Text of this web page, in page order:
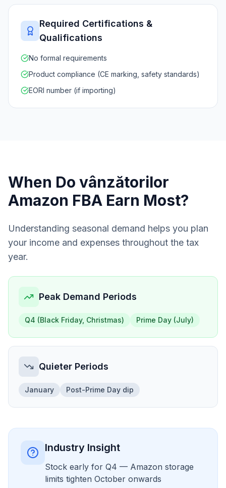
Required Certifications &
Qualifications
No formal requirements
Product compliance (CE marking, safety standards)
EORI number (if importing)
When Do vânzătorilor
Amazon FBA Earn Most?
Understanding seasonal demand helps you plan
your income and expenses throughout the tax
year.
Peak Demand Periods
Q4 (Black Friday, Christmas) Prime Day (July)
Quieter Periods
January Post-Prime Day dip
Industry Insight
Stock early for Q4 — Amazon storage
limits tighten October onwards